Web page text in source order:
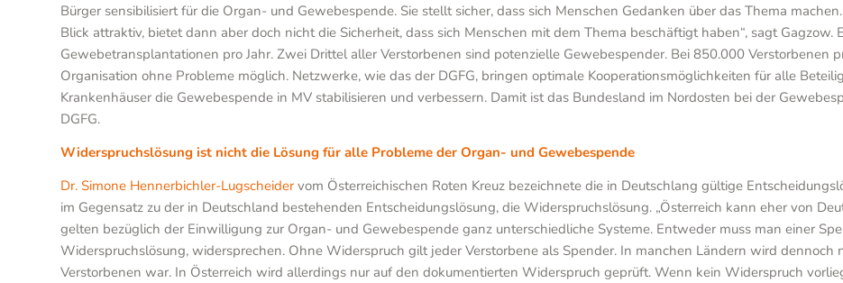
Bürger sensibilisiert für die Organ- und Gewebespende. Sie stellt sicher, dass sich Menschen Gedanken über das Thema
Blick attraktiv, bietet dann aber doch nicht die Sicherheit, dass sich Menschen mit dem Thema beschäftigt haben“, sagt
Gewebetransplantationen pro Jahr. Zwei Drittel aller Verstorbenen sind potenzielle Gewebespender. Bei 850.000 Verstorbenen
Organisation ohne Probleme möglich. Netzwerke, wie das der DGFG, bringen optimale Kooperationsmöglichkeiten für alle
Krankenhäuser die Gewebespende in MV stabilisieren und verbessern. Damit ist das Bundesland im Nordosten bei der
DGFG.
Widerspruchslösung ist nicht die Lösung für alle Probleme der Organ- und Gewebespende
Dr. Simone Hennerbichler-Lugscheidervom Österreichischen Roten Kreuz bezeichnete die in Deutschlang gültige
im Gegensatz zu der in Deutschland bestehenden Entscheidungslösung, die Widerspruchslösung. „Österreich kann eher von
gelten bezüglich der Einwilligung zur Organ- und Gewebespende ganz unterschiedliche Systeme. Entweder muss man einer
Widerspruchslösung, widersprechen. Ohne Widerspruch gilt jeder Verstorbene als Spender. In manchen Ländern wird
Verstorbenen war. In Österreich wird allerdings nur auf den dokumentierten Widerspruch geprüft. Wenn kein Widerspruch